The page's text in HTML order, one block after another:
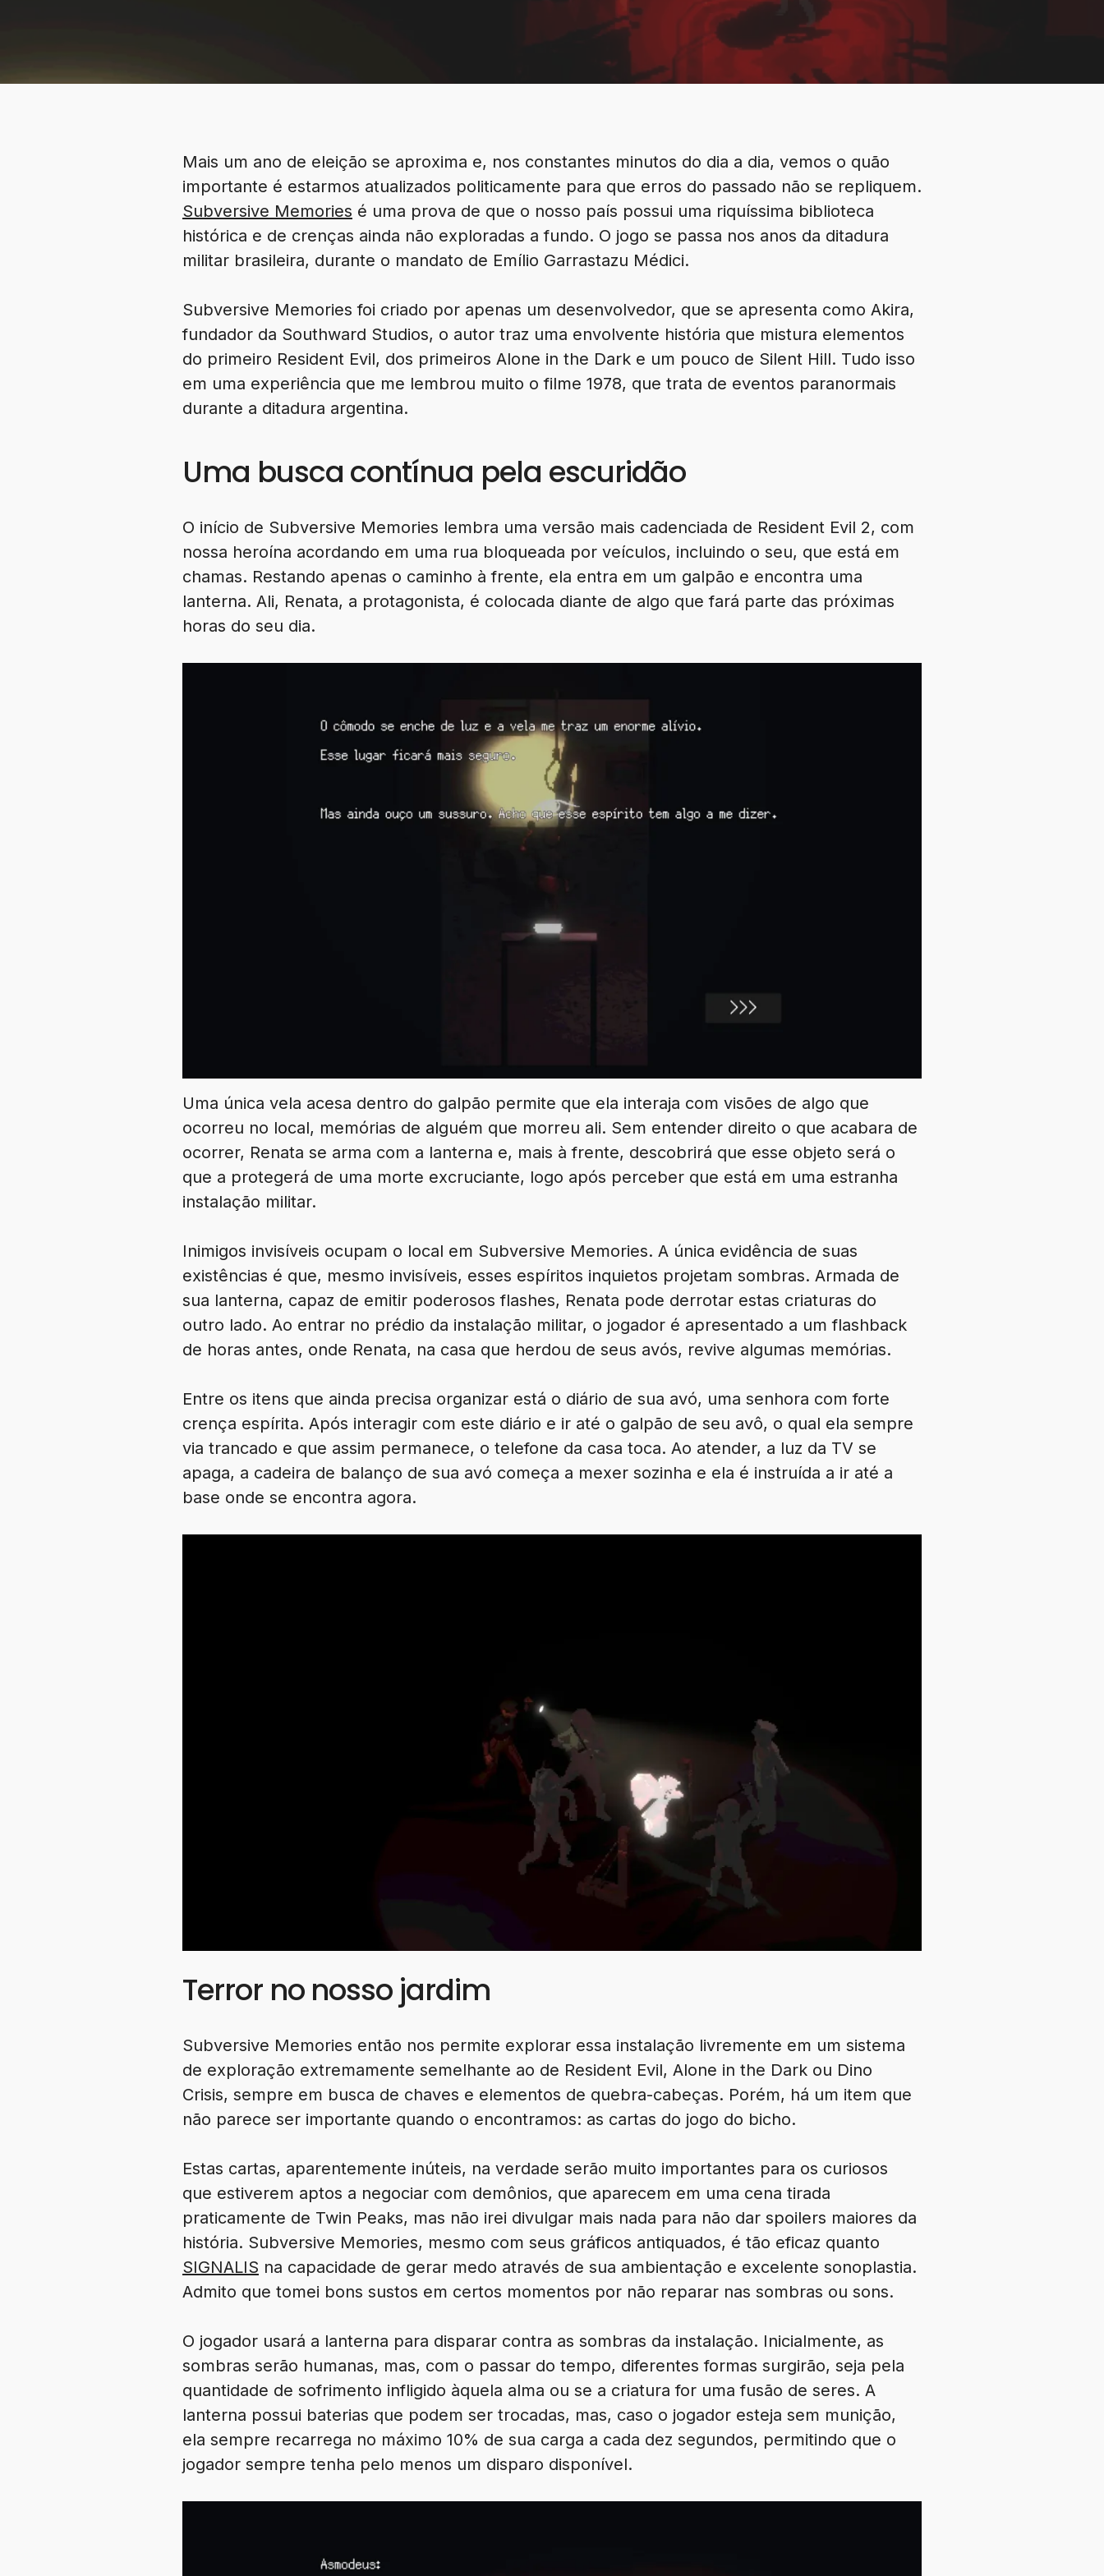
Mais um ano de eleição se aproxima e, nos constantes minutos do dia a dia, vemos o quão
importante é estarmos atualizados politicamente para que erros do passado não se repliquem.
Subversive Memories é uma prova de que o nosso país possui uma riquíssima biblioteca
histórica e de crenças ainda não exploradas a fundo. O jogo se passa nos anos da ditadura
militar brasileira, durante o mandato de Emílio Garrastazu Médici.
Subversive Memories foi criado por apenas um desenvolvedor, que se apresenta como Akira,
fundador da Southward Studios, o autor traz uma envolvente história que mistura elementos
do primeiro Resident Evil, dos primeiros Alone in the Dark e um pouco de Silent Hill. Tudo isso
em uma experiência que me lembrou muito o filme 1978, que trata de eventos paranormais
durante a ditadura argentina.
Uma busca contínua pela escuridão
O início de Subversive Memories lembra uma versão mais cadenciada de Resident Evil 2, com
nossa heroína acordando em uma rua bloqueada por veículos, incluindo o seu, que está em
chamas. Restando apenas o caminho à frente, ela entra em um galpão e encontra uma
lanterna. Ali, Renata, a protagonista, é colocada diante de algo que fará parte das próximas
horas do seu dia.
Uma única vela acesa dentro do galpão permite que ela interaja com visões de algo que
ocorreu no local, memórias de alguém que morreu ali. Sem entender direito o que acabara de
ocorrer, Renata se arma com a lanterna e, mais à frente, descobrirá que esse objeto será o
que a protegerá de uma morte excruciante, logo após perceber que está em uma estranha
instalação militar.
Inimigos invisíveis ocupam o local em Subversive Memories. A única evidência de suas
existências é que, mesmo invisíveis, esses espíritos inquietos projetam sombras. Armada de
sua lanterna, capaz de emitir poderosos flashes, Renata pode derrotar estas criaturas do
outro lado. Ao entrar no prédio da instalação militar, o jogador é apresentado a um flashback
de horas antes, onde Renata, na casa que herdou de seus avós, revive algumas memórias.
Entre os itens que ainda precisa organizar está o diário de sua avó, uma senhora com forte
crença espírita. Após interagir com este diário e ir até o galpão de seu avô, o qual ela sempre
via trancado e que assim permanece, o telefone da casa toca. Ao atender, a luz da TV se
apaga, a cadeira de balanço de sua avó começa a mexer sozinha e ela é instruída a ir até a
base onde se encontra agora.
Terror no nosso jardim
Subversive Memories então nos permite explorar essa instalação livremente em um sistema
de exploração extremamente semelhante ao de Resident Evil, Alone in the Dark ou Dino
Crisis, sempre em busca de chaves e elementos de quebra-cabeças. Porém, há um item que
não parece ser importante quando o encontramos: as cartas do jogo do bicho.
Estas cartas, aparentemente inúteis, na verdade serão muito importantes para os curiosos
que estiverem aptos a negociar com demônios, que aparecem em uma cena tirada
praticamente de Twin Peaks, mas não irei divulgar mais nada para não dar spoilers maiores da
história. Subversive Memories, mesmo com seus gráficos antiquados, é tão eficaz quanto
SIGNALIS na capacidade de gerar medo através de sua ambientação e excelente sonoplastia.
Admito que tomei bons sustos em certos momentos por não reparar nas sombras ou sons.
O jogador usará a lanterna para disparar contra as sombras da instalação. Inicialmente, as
sombras serão humanas, mas, com o passar do tempo, diferentes formas surgirão, seja pela
quantidade de sofrimento infligido àquela alma ou se a criatura for uma fusão de seres. A
lanterna possui baterias que podem ser trocadas, mas, caso o jogador esteja sem munição,
ela sempre recarrega no máximo 10% de sua carga a cada dez segundos, permitindo que o
jogador sempre tenha pelo menos um disparo disponível.